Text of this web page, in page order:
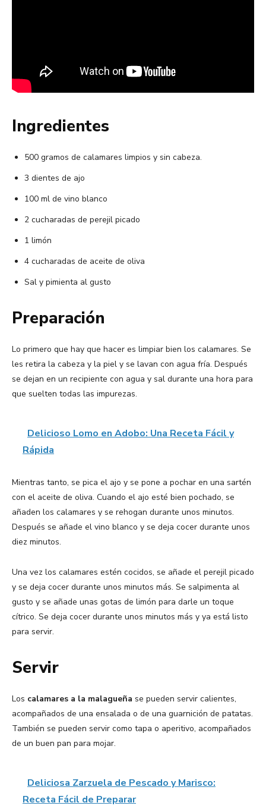
Ingredientes
500 gramos de calamares limpios y sin cabeza.
3 dientes de ajo
100 ml de vino blanco
2 cucharadas de perejil picado
1 limón
4 cucharadas de aceite de oliva
Sal y pimienta al gusto
Preparación
Lo primero que hay que hacer es limpiar bien los calamares. Se
les retira la cabeza y la piel y se lavan con agua fría. Después
se dejan en un recipiente con agua y sal durante una hora para
que suelten todas las impurezas.
Delicioso Lomo en Adobo: Una Receta Fácil y
Rápida
Mientras tanto, se pica el ajo y se pone a pochar en una sartén
con el aceite de oliva. Cuando el ajo esté bien pochado, se
añaden los calamares y se rehogan durante unos minutos.
Después se añade el vino blanco y se deja cocer durante unos
diez minutos.
Una vez los calamares estén cocidos, se añade el perejil picado
y se deja cocer durante unos minutos más. Se salpimenta al
gusto y se añade unas gotas de limón para darle un toque
cítrico. Se deja cocer durante unos minutos más y ya está listo
para servir.
Servir
Los calamares a la malagueña se pueden servir calientes,
acompañados de una ensalada o de una guarnición de patatas.
También se pueden servir como tapa o aperitivo, acompañados
de un buen pan para mojar.
Deliciosa Zarzuela de Pescado y Marisco:
Receta Fácil de Preparar